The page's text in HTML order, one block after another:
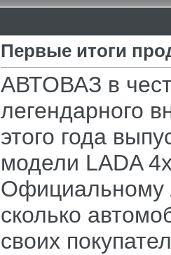
Первые итоги
АВТОВАЗ в
легендарного
этого года
модели LADA
Официальному
сколько
своих